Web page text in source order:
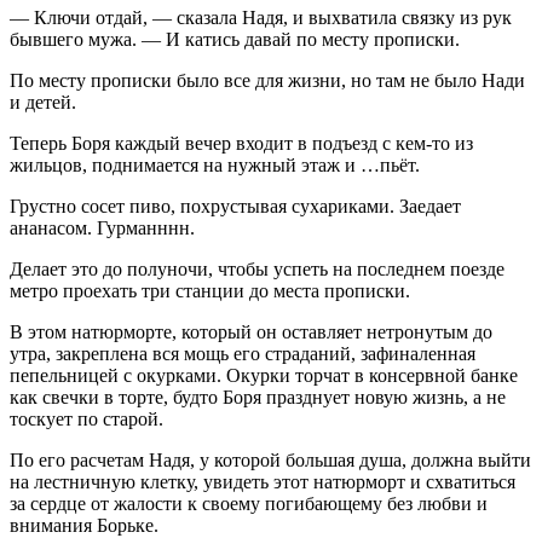
— Ключи отдай, — сказала Надя, и выхватила связку из рук
бывшего мужа. — И катись давай по месту прописки.
По месту прописки было все для жизни, но там не было Нади
и детей.
Теперь Боря каждый вечер входит в подъезд с кем-то из
жильцов, поднимается на нужный этаж и …пьёт.
Грустно сосет пиво, похрустывая сухариками. Заедает
ананасом. Гурманннн.
Делает это до полуночи, чтобы успеть на последнем поезде
метро проехать три станции до места прописки.
В этом натюрморте, который он оставляет нетронутым до
утра, закреплена вся мощь его страданий, зафиналенная
пепельницей с окурками. Окурки торчат в консервной банке
как свечки в торте, будто Боря празднует новую жизнь, а не
тоскует по старой.
По его расчетам Надя, у которой большая душа, должна выйти
на лестничную клетку, увидеть этот натюрморт и схватиться
за сердце от жалости к своему погибающему без любви и
внимания Борьке.